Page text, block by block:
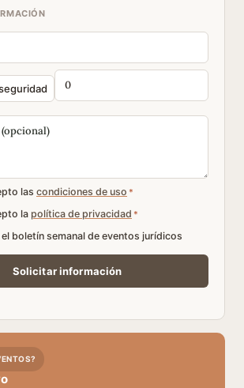
las condiciones de uso *
la política de privacidad *
boletín semanal de eventos jurídicos